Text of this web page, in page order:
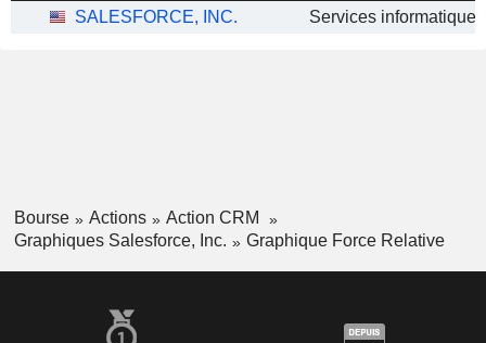
SALESFORCE, INC.
Bourse Actions
Action CRM
Graphiques Salesforce, Inc.
Graphique Force Relative